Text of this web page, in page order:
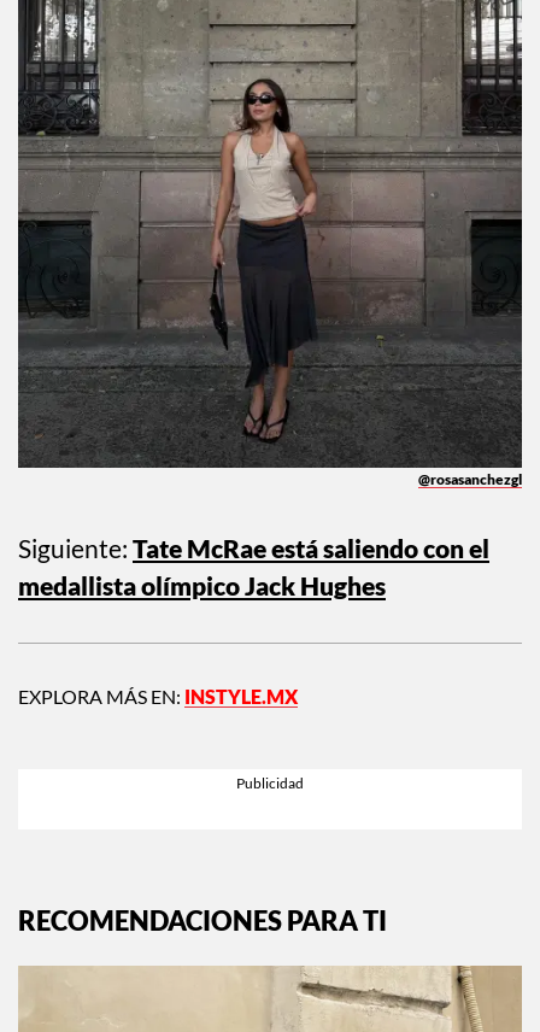
@rosasanchezgl
Siguiente: Tate McRae está saliendo con el
medallista olímpico Jack Hughes
EXPLORA MÁS EN: INSTYLE.MX
RECOMENDACIONES PARA TI